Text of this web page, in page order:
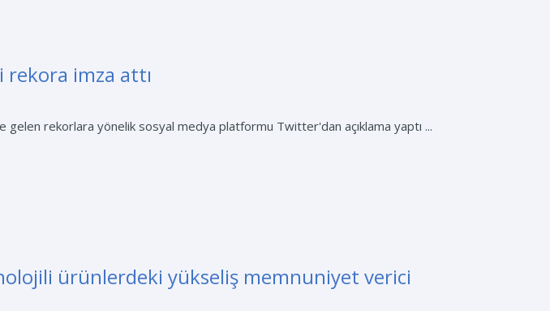
imza attı
rekorlara yönelik sosyal medya platformu Twitter'dan açıklama yaptı ...
ürünlerdeki yükseliş memnuniyet verici